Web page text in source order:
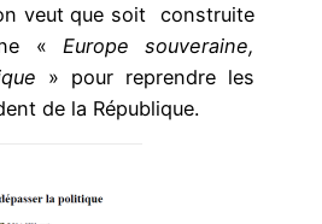
veut que soit construite
« Europe souveraine,
» pour reprendre les
de la République.